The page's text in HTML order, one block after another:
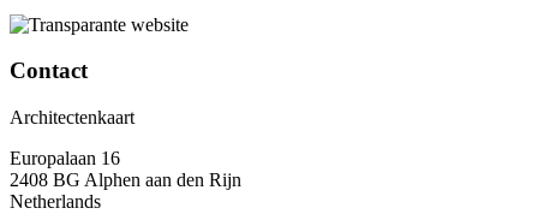
Contact
Architectenkaart
Europalaan 16
2408 BG Alphen aan den Rijn
Netherlands